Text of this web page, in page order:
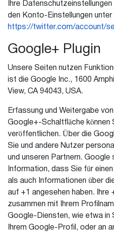
Ihre
den Konto-Einstellungen unter
https://twitter.com/account/
Google+ Plugin
Unsere Seiten nutzen
ist die Google Inc., 1600
View, CA 94043, USA.
Erfassung und Weitergabe
Google+-Schaltfläche können
veröffentlichen. Über die
Sie und andere Nutzer
und unseren Partnern.
Information, dass Sie für
als auch Informationen über
auf +1 angesehen haben. Ihre
zusammen mit Ihrem
Google-Diensten, wie etwa in
Ihrem Google-Profil, oder an